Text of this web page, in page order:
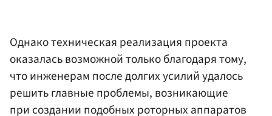
Однако техническая реализация проекта
оказалась возможной только благодаря тому,
что инженерам после долгих усилий удалось
решить главные проблемы, возникающие
при создании подобных роторных аппаратов